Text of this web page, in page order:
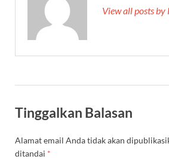
View all posts
Tinggalkan Balasan
Alamat email Anda tidak akan
ditandai *